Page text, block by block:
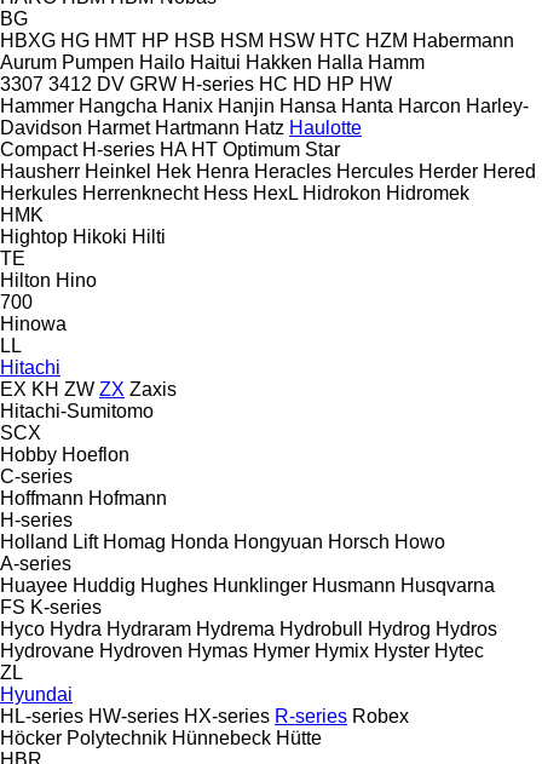
BG
HBXG HG HMT HP HSB HSM HSW HTC HZM Habermann
Aurum Pumpen Hailo Haitui Hakken Halla Hamm
3307 3412 DV GRW H-series HC HD HP HW
Hammer Hangcha Hanix Hanjin Hansa Hanta Harcon Harley-
Davidson Harmet Hartmann Hatz Haulotte
Compact H-series HA HT Optimum Star
Hausherr Heinkel Hek Henra Heracles Hercules Herder Hered
Herkules Herrenknecht Hess HexL Hidrokon Hidromek
HMK
Hightop Hikoki Hilti
TE
Hilton Hino
700
Hinowa
LL
Hitachi
EX KH ZW ZX Zaxis
Hitachi-Sumitomo
SCX
Hobby Hoeflon
C-series
Hoffmann Hofmann
H-series
Holland Lift Homag Honda Hongyuan Horsch Howo
A-series
Huayee Huddig Hughes Hunklinger Husmann Husqvarna
FS K-series
Hyco Hydra Hydraram Hydrema Hydrobull Hydrog Hydros
Hydrovane Hydroven Hymas Hymer Hymix Hyster Hytec
ZL
Hyundai
HL-series HW-series HX-series R-series Robex
Höcker Polytechnik Hünnebeck Hütte
HBR